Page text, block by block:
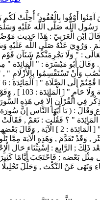
آمَنُوا أَوْفُوا بِالْعُقُودِ ۚ أُحِلَّتْ
اللَّه صَلَّى اللَّه عَلَيْهِ
اِبْن الْعَرَبِيّ : هَذَا حَدِيث
. وَرُوِيَ عَنْهُ صَلَّى اللَّه عَلَيْهِ
أَبُو مَيْسَرَة : "
إِلَى الصَّلَاة " [ الْمَائِدَة : 58 ] لَيْسَ
: ( يَا أَيّهَا النَّاس إِنَّ
" ؟ فَقُلْت : نَعَمْ , فَقَالَتْ
; وَهَذَا خُرِّجَ عَلَى الْأَكْثَر , وَقَدْ
بَعْد ذَلِكَ ; الرَّابِع :
مِثْل بَعْضه ; فَاحْتَجَبَ